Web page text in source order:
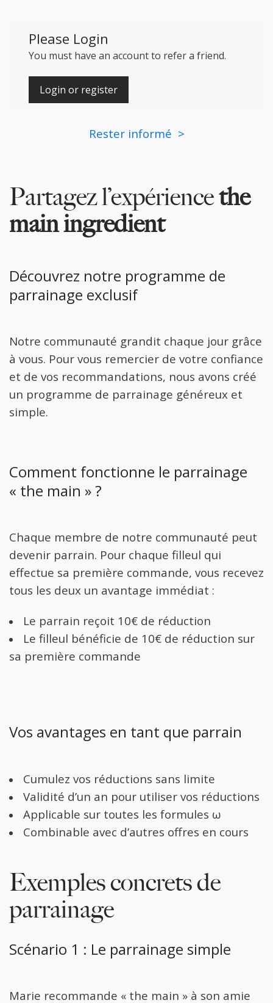
Please Login
You must have an account to refer a friend.
Login or register
Rester informé >
Partagez l’expériencethe
main ingredient
Découvrez notre programme de
parrainage exclusif
Notre communauté grandit chaque jour grâce
à vous. Pour vous remercier de votre confiance
et de vos recommandations, nous avons créé
un programme de parrainage généreux et
simple.
Comment fonctionne le parrainage
« the main » ?
Chaque membre de notre communauté peut
devenir parrain. Pour chaque filleul qui
effectue sa première commande, vous recevez
tous les deux un avantage immédiat :
Le parrain reçoit 10€ de réduction
Le filleul bénéficie de 10€ de réduction sur
sa première commande
Vos avantages en tant que parrain
Cumulez vos réductions sans limite
Validité d’un an pour utiliser vos réductions
Applicable sur toutes les formules ω
Combinable avec d’autres offres en cours
Exemples concrets de
parrainage
Scénario 1 : Le parrainage simple
Marie recommande « the main » à son amie